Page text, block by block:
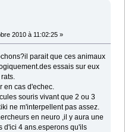
2010 à 11:02:25 »
parait que ces animaux
essais sur eux
en cas d'echec.
souris vivant que 2 ou 3
ne m'interpellent pas assez.
en neuro ,il y aura une
d'ici 4 ans.esperons qu'ils